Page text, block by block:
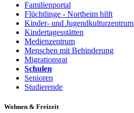
Familienportal
Flüchtlinge - Northeim hilft
Kinder- und Jugendkulturzentrum
Kindertagesstätten
Medienzentrum
Menschen mit Behinderung
Migrationsrat
Schulen
Senioren
Studierende
Wohnen & Freizeit